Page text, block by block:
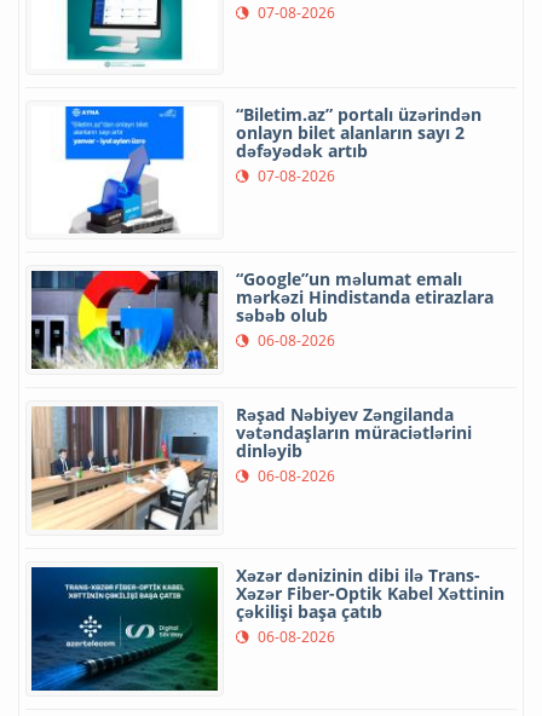
07-08-2026
“Biletim.az” portalı üzərindən
onlayn bilet alanların sayı 2
dəfəyədək artıb
07-08-2026
“Google”un məlumat emalı
mərkəzi Hindistanda etirazlara
səbəb olub
06-08-2026
Rəşad Nəbiyev Zəngilanda
vətəndaşların müraciətlərini
dinləyib
06-08-2026
Xəzər dənizinin dibi ilə Trans-
Xəzər Fiber-Optik Kabel Xəttinin
çəkilişi başa çatıb
06-08-2026